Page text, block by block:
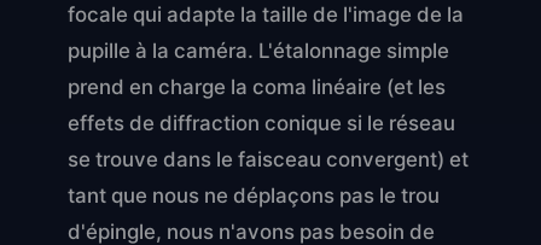
focale qui adapte la taille de l'image de la
pupille à la caméra. L'étalonnage simple
prend en charge la coma linéaire (et les
effets de diffraction conique si le réseau
se trouve dans le faisceau convergent) et
tant que nous ne déplaçons pas le trou
d'épingle, nous n'avons pas besoin de